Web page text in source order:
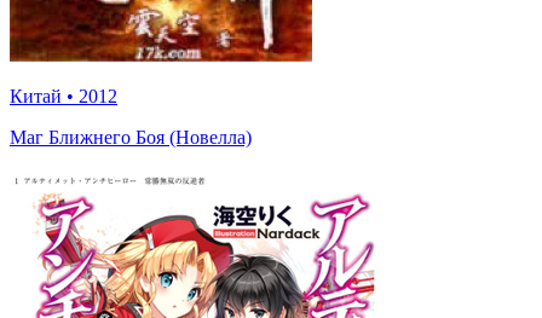
Китай • 2012
Маг Ближнего Боя (Новелла)